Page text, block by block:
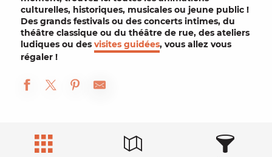
culturelles, historiques, musicales ou jeune public !
Des grands festivals ou des concerts intimes, du
théâtre classique ou du théâtre de rue, des ateliers
ludiques ou des visites guidées, vous allez vous
régaler !